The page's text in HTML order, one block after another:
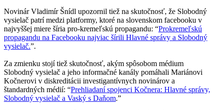
Novinár Vladimír Šnídl upozornil tiež na skutočnosť, že Slobodný
vysielač patrí medzi platformy, ktoré na slovenskom facebooku v
najvyššej miere šíria pro-kremeľskú propagandu: “Prokremeľskú
propagandu na Facebooku najviac šírili Hlavné správy a Slobodný
vysielač.”.
Za zmienku stojí tiež skutočnosť, akým spôsobom médium
Slobodný vysielač a jeho informačné kanály pomáhali Mariánovi
Kočnerovi v diskreditácii investigantívnych novinárov a
štandardných médií: “Prehliadaní spojenci Kočnera: Hlavné správy,
Slobodný vysielač a Vaský s Daňom.”